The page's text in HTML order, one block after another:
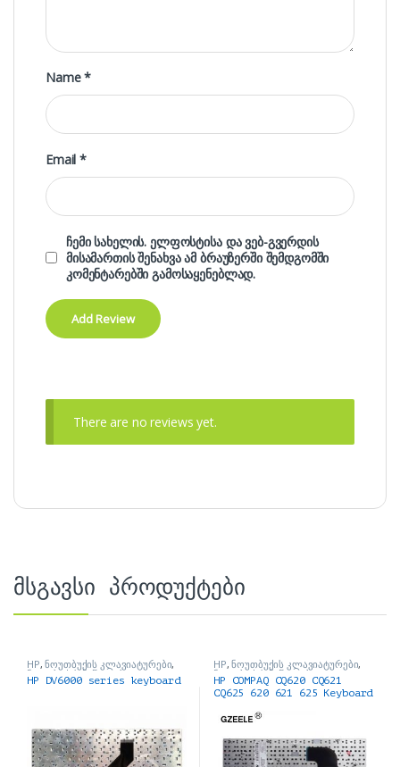
Name*
Email*
ჩემი სახელის. ელფოსტისა და ვებ-გვერდის
მისამართის შენახვა ამ ბრაუზერში შემდგომში
კომენტარებში გამოსაყენებლად.
There are no reviews yet.
მსგავსი პროდუქტები
HP,ნოუთბუქის კლავიატურები,
ნოუთბუქის ნაწილები და
აქსესუარები
HP DV6000 series keyboard
HP,ნოუთბუქის კლავიატურები,
ნოუთბუქის ნაწილები და
აქსესუარები
HP COMPAQ CQ620 CQ621
CQ625 620 621 625 Keyboard